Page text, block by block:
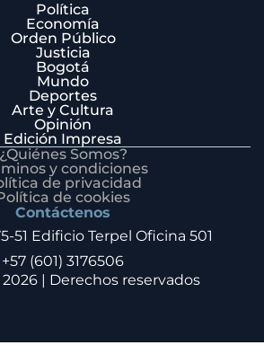
Política
Economía
Orden Público
Justicia
Bogotá
Mundo
Deportes
Arte y Cultura
Opinión
Edición Impresa
¿Quiénes Somos?
y condiciones
de privacidad
de cookies
Contáctenos
51 Edificio Terpel Oficina 501
+57 (601) 3176506
| Derechos reservados